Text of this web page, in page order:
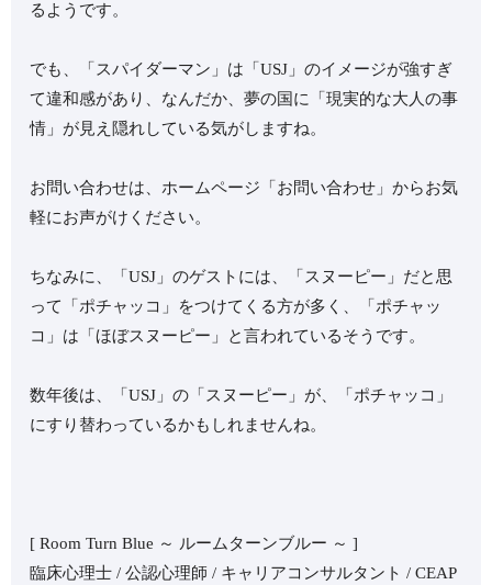
るようです。
でも、「スパイダーマン」は「USJ」のイメージが強すぎ
て違和感があり、なんだか、夢の国に「現実的な大人の事
情」が見え隠れしている気がしますね。
お問い合わせは、ホームページ「お問い合わせ」からお気
軽にお声がけください。
ちなみに、「USJ」のゲストには、「スヌーピー」だと思
って「ポチャッコ」をつけてくる方が多く、「ポチャッ
コ」は「ほぼスヌーピー」と言われているそうです。
数年後は、「USJ」の「スヌーピー」が、「ポチャッコ」
にすり替わっているかもしれませんね。
[ Room Turn Blue ～ ルームターンブルー ～ ]
臨床心理士 / 公認心理師 / キャリアコンサルタント / CEAP